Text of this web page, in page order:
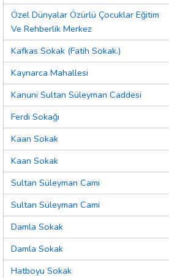
Özel Dünyalar Özürlü Çocuklar Eğitim
Ve Rehberlik Merkez
Kafkas Sokak (Fatih Sokak.)
Kaynarca Mahallesi
Kanuni Sultan Süleyman Caddesi
Ferdi Sokağı
Kaan Sokak
Kaan Sokak
Sultan Süleyman Cami
Sultan Süleyman Cami
Damla Sokak
Damla Sokak
Hatboyu Sokak